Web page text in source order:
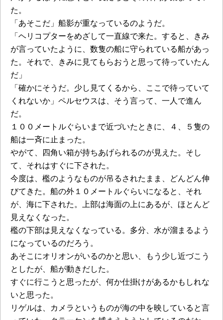
た。
「あそこだ」船影が重なっているのようだ。
「ヘリコプターをめざして一直線で来た。すると、きみ
が言っていたように、数隻の船に守られている船があっ
た。それで、きみに見てもらおうと思って待っていたん
だ」
「確かにそうだ。少し見てくるから、ここで待っていて
くれないか」ペルセウスは、そう言って、一人で進ん
だ。
１００メートルぐらいまで近づいたときに、４、５隻の
船は一斉に止まった。
やがて、四角い箱が持ちあげられるのが見えた。そし
て、それはすぐに下された。
今度は、檻のようなものが吊るされたまま、どんどん伸
びてきた。船の外１０メートルぐらいになると、それ
が、海に下された。上部は海面の上にあるが、ほとんど
見えなくなった。
檻の下部は見えなくなっている。多分、水が溜まるよう
になっているのだろう。
あそこにオリオンがいるのかと思い、もう少し近づこう
としたが、船が動きだした。
すぐに行こうと思ったが、何か仕掛けがあるかもしれな
いと思った。
リゲルは、カメラというものが海の中を映していると言